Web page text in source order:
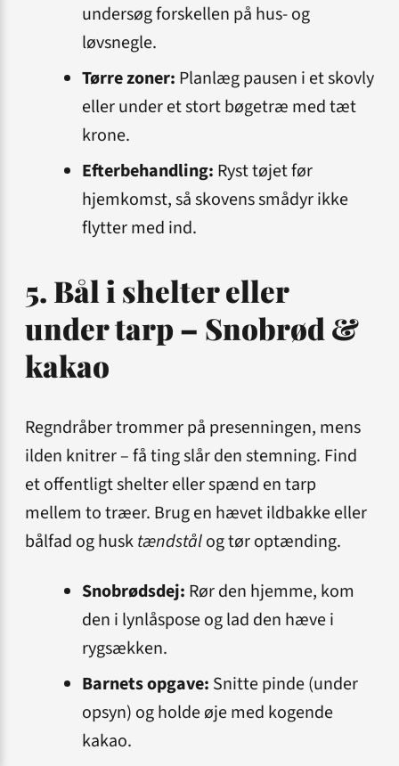
undersøg forskellen på hus- og
løvsnegle.
Tørre zoner: Planlæg pausen i et skovly
eller under et stort bøgetræ med tæt
krone.
Efterbehandling: Ryst tøjet før
hjemkomst, så skovens smådyr ikke
flytter med ind.
5. Bål i shelter eller
under tarp – Snobrød &
kakao
Regndråber trommer på presenningen, mens
ilden knitrer – få ting slår den stemning. Find
et offentligt shelter eller spænd en tarp
mellem to træer. Brug en hævet ildbakke eller
bålfad og husktændstålog tør optænding.
Snobrøds­dej: Rør den hjemme, kom
den i lynlåspose og lad den hæve i
rygsækken.
Barnets opgave: Snitte pinde (under
opsyn) og holde øje med kogende
kakao.